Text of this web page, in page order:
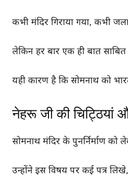
कभी मंदिर गिराया गया, कभी
लेकिन हर बार एक ही बात साबित
यही कारण है कि सोमनाथ को
नेहरू जी की चिट्ठियां
सोमनाथ मंदिर के पुनर्निर्माण
उन्होंने इस विषय पर कई पत्र